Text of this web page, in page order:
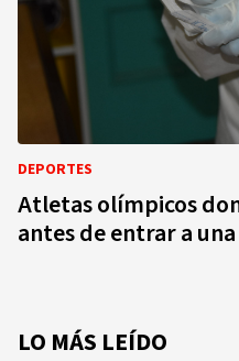
DEPORTES
Atletas olímpicos
antes de entrar a
LO MÁS LEÍDO